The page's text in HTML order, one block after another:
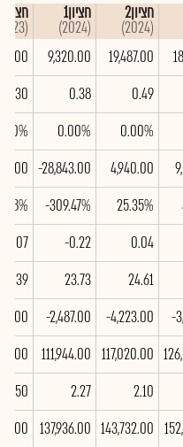
חציון2
(2024)
חציון1
(2024)
חציון2
(2023)
19,487.00
9,320.00
0.49
0.38
0.30
0.00%
0.00%
4,940.00
-28,843.00
25.35%
-309.47%
0.04
-0.22
-0.07
24.61
23.73
23.39
-
-4,223.00
-2,487.00
117,020.00
111,944.00
2.10
2.27
2.50
143,732.00
137,936.00